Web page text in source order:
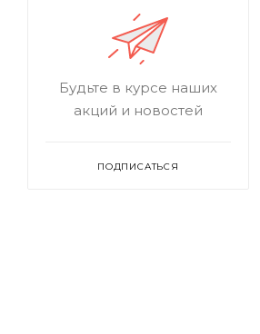
Будьте в курсе наших
акций и новостей
ПОДПИСАТЬСЯ